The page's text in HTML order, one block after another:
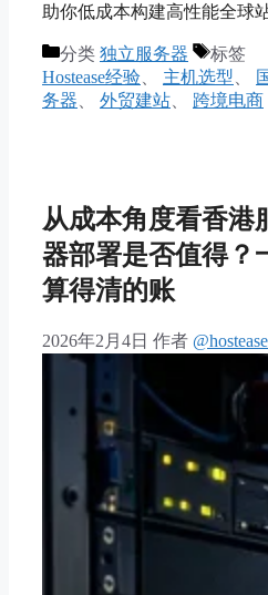
助你低成本构建高性能全球
分类 独立服务器
标签
Hostease经验
主机选型
务器
外贸建站 跨境电商
从成本角度看香港
器部署是否值得？
算得清的账
2026年2月4日 作者